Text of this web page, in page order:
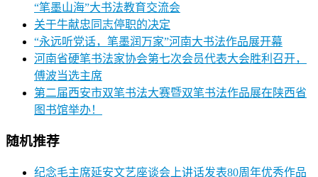
“笔墨山海”大书法教育交流会
关于牛献忠同志停职的决定
“永远听党话，笔墨润万家”河南大书法作品展开幕
河南省硬笔书法家协会第七次会员代表大会胜利召开，
傅波当选主席
第二届西安市双笔书法大赛暨双笔书法作品展在陕西省
图书馆举办！
随机推荐
纪念毛主席延安文艺座谈会上讲话发表80周年优秀作品